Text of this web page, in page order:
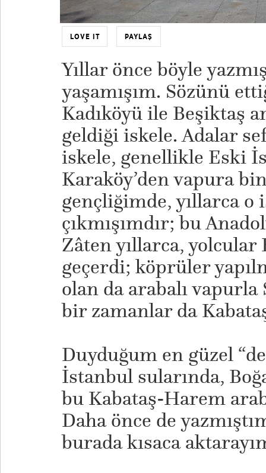
LOVE IT PAYLAŞ
Yıllar önce böyle
yaşamışım. Sözünü
Kadıköyü ile Beşiktaş
geldiği iskele. Adalar
iskele, genellikle Eski
Karaköy’den vapura
gençliğimde, yıllarca o
çıkmışımdır; bu
Zâten yıllarca, yolcular
geçerdi; köprüler
olan da arabalı vapurla
bir zamanlar da
Duyduğum en güzel
İstanbul sularında,
bu Kabataş-Harem
Daha önce de
burada kısaca